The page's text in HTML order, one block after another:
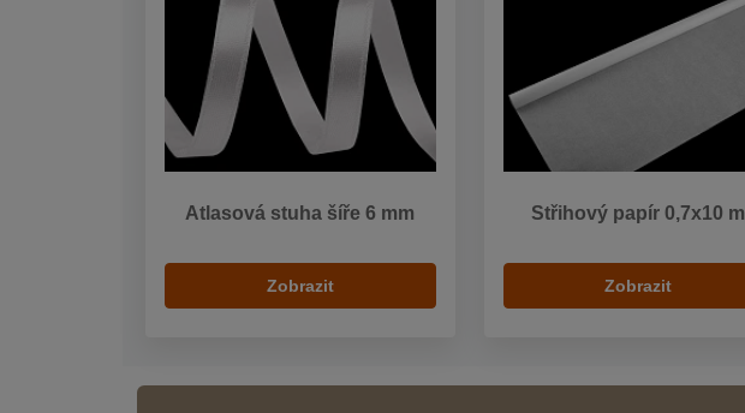
Atlasová stuha šíře 6 mm
Zobrazit
Střihový papír 0,7x10 m
Zobrazit